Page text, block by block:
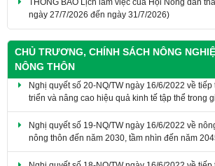
ngày 27/7/2026 đến ngày 31/7/2026)
CHỦ TRƯƠNG, CHÍNH SÁCH NÔNG
NÔNG THÔN
Nghị quyết số 20-NQ/TW ngày 16/6/2022 về
triển và nâng cao hiệu quả kinh tế tập thể trong
Nghị quyết số 19-NQ/TW ngày 16/6/2022 về
nông thôn đến năm 2030, tầm nhìn đến năm
Nghị quyết số 18-NQ/TW ngày 16/6/2022 về tiếp